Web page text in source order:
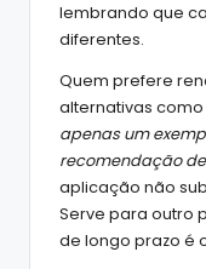
lembrando que
diferentes.
Quem prefere
alternativas como
apenas um
recomendação
aplicação não
Serve para outro
de longo prazo é